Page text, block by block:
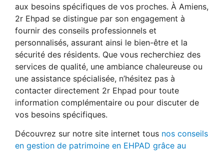
aux besoins spécifiques de vos proches. À Amiens,
2r Ehpad se distingue par son engagement à
fournir des conseils professionnels et
personnalisés, assurant ainsi le bien-être et la
sécurité des résidents. Que vous recherchiez des
services de qualité, une ambiance chaleureuse ou
une assistance spécialisée, n’hésitez pas à
contacter directement 2r Ehpad pour toute
information complémentaire ou pour discuter de
vos besoins spécifiques.
Découvrez sur notre site internet tous nos conseils
en gestion de patrimoine en EHPAD grâce au